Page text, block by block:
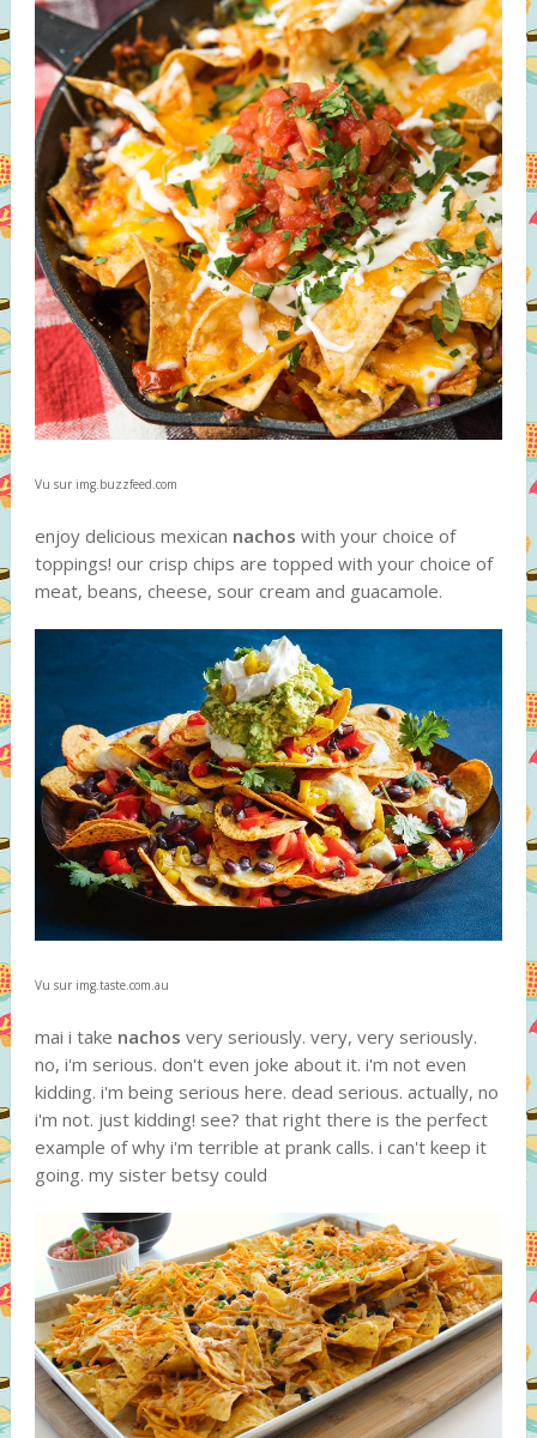
Vu sur img.buzzfeed.com
enjoy delicious mexican nachos with your choice of
toppings! our crisp chips are topped with your choice of
meat, beans, cheese, sour cream and guacamole.
Vu sur img.taste.com.au
mai i take nachos very seriously. very, very seriously.
no, i'm serious. don't even joke about it. i'm not even
kidding. i'm being serious here. dead serious. actually, no
i'm not. just kidding! see? that right there is the perfect
example of why i'm terrible at prank calls. i can't keep it
going. my sister betsy could